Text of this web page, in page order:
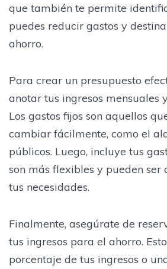
que también te permite
puedes reducir gastos y
ahorro.
Para crear un presupuesto
anotar tus ingresos mensuales
Los gastos fijos son aquellos
cambiar fácilmente, como el
públicos. Luego, incluye tus
son más flexibles y pueden ser
tus necesidades.
Finalmente, asegúrate de
tus ingresos para el ahorro.
porcentaje de tus ingresos o